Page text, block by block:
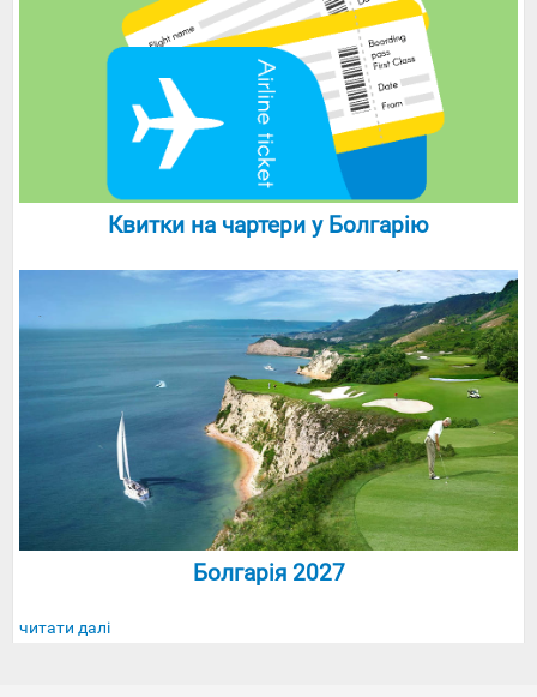
Квитки на чартери у Болгарію
Болгарія 2027
читати далі